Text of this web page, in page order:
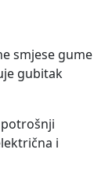
smjese gume
gubitak
i